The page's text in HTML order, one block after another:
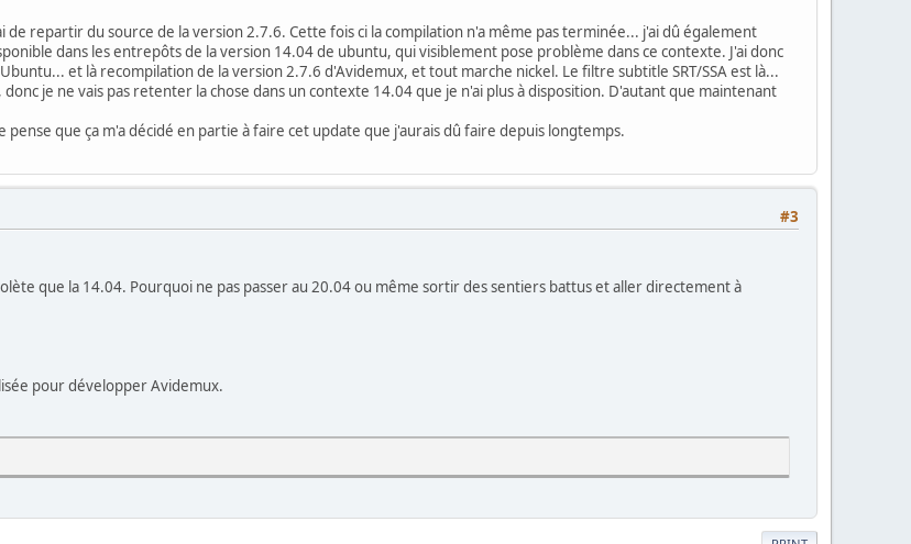
de repartir du source de la version 2.7.6. Cette fois ci la compilation n'a même pas terminée... j'ai dû également
dans les entrepôts de la version 14.04 de ubuntu, qui visiblement pose problème dans ce contexte. J'ai donc
et là recompilation de la version 2.7.6 d'Avidemux, et tout marche nickel. Le filtre subtitle SRT/SSA est là...
donc je ne vais pas retenter la chose dans un contexte 14.04 que je n'ai plus à disposition. D'autant que maintenant
que ça m'a décidé en partie à faire cet update que j'aurais dû faire depuis longtemps.
#3
que la 14.04. Pourquoi ne pas passer au 20.04 ou même sortir des sentiers battus et aller directement à
pour développer Avidemux.